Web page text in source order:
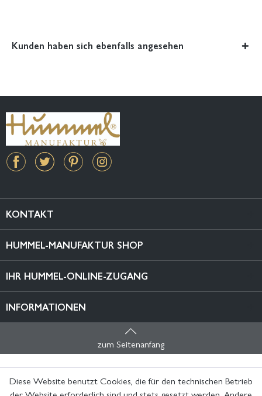
Kunden haben sich ebenfalls angesehen
KONTAKT
HUMMEL-MANUFAKTUR SHOP
IHR HUMMEL-ONLINE-ZUGANG
INFORMATIONEN
zum Seitenanfang
Diese Website benutzt Cookies, die für den technischen Betrieb